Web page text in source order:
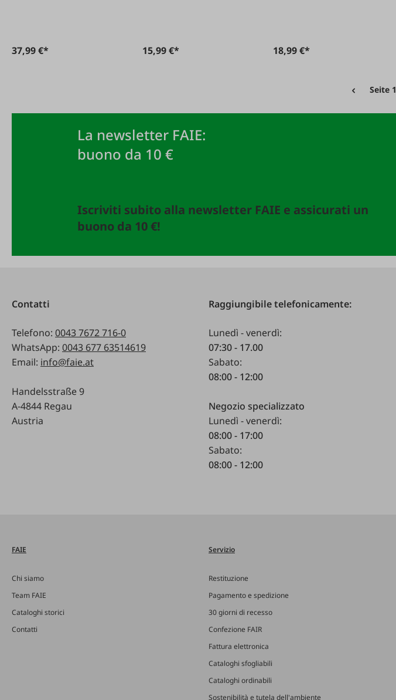
37,99 €* 15,99 €* 18,99 €*
Seite 1
La newsletter FAIE:
buono da 10 €
Iscriviti subito alla newsletter FAIE e assicurati un
buono da 10 €!
Contatti
Telefono: 0043 7672 716-0
WhatsApp: 0043 677 63514619
Email: info@faie.at
Handelsstraße 9
A-4844 Regau
Austria
Raggiungibile telefonicamente:
Lunedì - venerdì:
07:30 - 17.00
Sabato:
08:00 - 12:00
Negozio specializzato
Lunedì - venerdì:
08:00 - 17:00
Sabato:
08:00 - 12:00
FAIE
Chi siamo
Team FAIE
Cataloghi storici
Contatti
Servizio
Restituzione
Pagamento e spedizione
30 giorni di recesso
Confezione FAIR
Fattura elettronica
Cataloghi sfogliabili
Cataloghi ordinabili
Sostenibilità e tutela dell'ambiente